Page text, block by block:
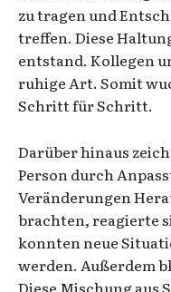
zu tragen und
treffen. Diese
entstand. Kollegen
ruhige Art. Somit
Schritt für Schritt.
Darüber hinaus
Person durch
Veränderungen
brachten, reagierte
konnten neue
werden. Außerdem
Diese Mischung aus